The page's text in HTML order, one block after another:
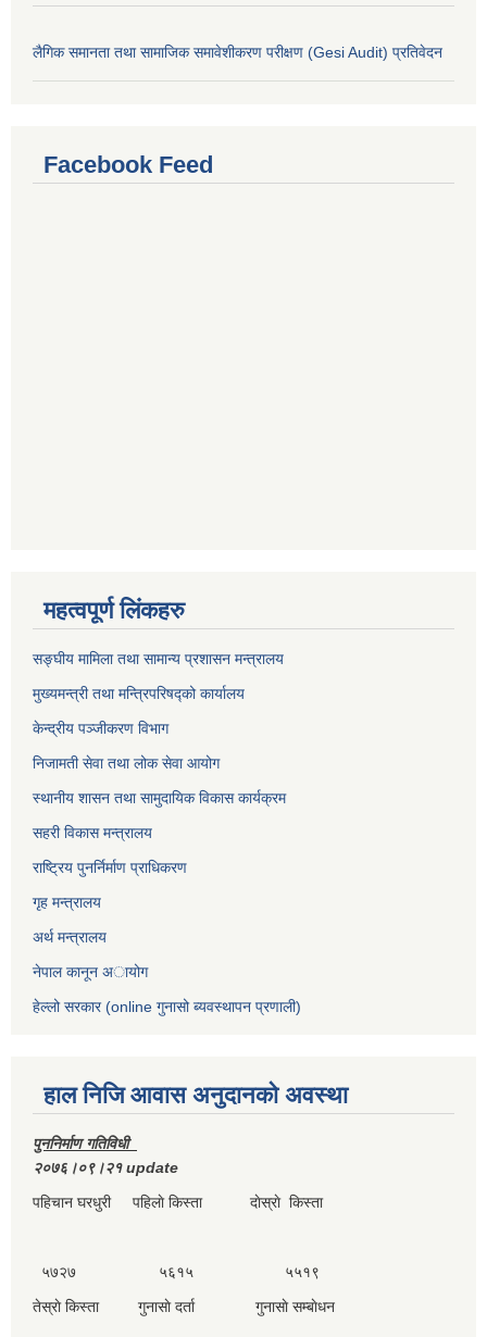
लैगिक समानता तथा सामाजिक समावेशीकरण परीक्षण (Gesi Audit) प्रतिवेदन
Facebook Feed
महत्वपूर्ण लिंकहरु
सङ्घीय मामिला तथा सामान्य प्रशासन मन्त्रालय
मुख्यमन्त्री तथा मन्त्रिपरिषद्को कार्यालय
केन्द्रीय पञ्जीकरण विभाग
निजामती सेवा तथा लोक सेवा आयोग
स्थानीय शासन तथा सामुदायिक विकास कार्यक्रम
सहरी विकास मन्त्रालय
राष्ट्रिय पुनर्निर्माण प्राधिकरण
गृह मन्त्रालय
अर्थ मन्त्रालय
नेपाल कानून अायोग
हेल्लो सरकार (online गुनासो ब्यवस्थापन प्रणाली)
हाल निजि आवास अनुदानकाे अवस्था
पुननिर्माण गतिविधी
२०७६।०९।२१ update
पहिचान घरधुरी पहिलाे किस्ता दाेस्राे किस्ता
५७२७ ५६१५ ५५१९
तेस्राे किस्ता गुनासाे दर्ता गुनासाे सम्बाेधन